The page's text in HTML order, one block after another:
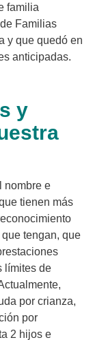
familia
Familias
y que quedó en
anticipadas.
y
nombre e
tienen más
tengan, que
límites de
por crianza,
por
2 hijos e